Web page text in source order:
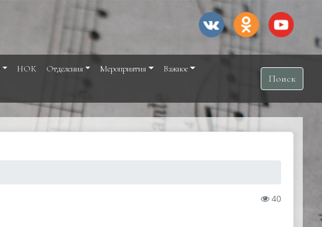
НОК Отделения Мероприятия
Важное
Поиск
40